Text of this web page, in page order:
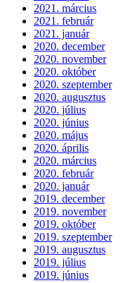
2021. március
2021. február
2021. január
2020. december
2020. november
2020. október
2020. szeptember
2020. augusztus
2020. július
2020. június
2020. május
2020. április
2020. március
2020. február
2020. január
2019. december
2019. november
2019. október
2019. szeptember
2019. augusztus
2019. július
2019. június